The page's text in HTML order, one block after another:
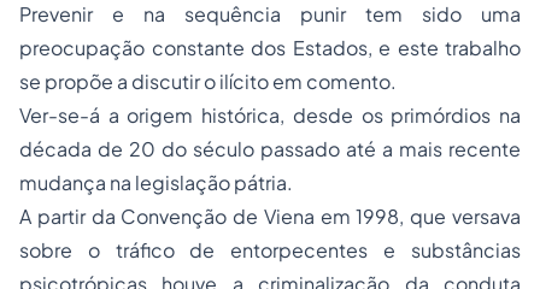
Prevenir e na sequência punir tem sido uma
preocupação constante dos Estados, e este trabalho
se propõe a discutir o ilícito em comento.
Ver-se-á a origem histórica, desde os primórdios na
década de 20 do século passado até a mais recente
mudança na legislação pátria.
A partir da Convenção de Viena em 1998, que versava
sobre o tráfico de entorpecentes e substâncias